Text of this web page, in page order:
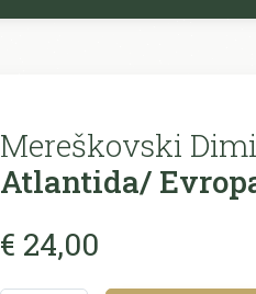
Mereškovski
Atlantida/
€ 24,00